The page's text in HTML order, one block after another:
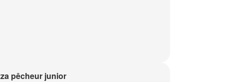
pêcheur junior